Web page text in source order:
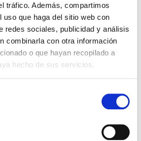
tráfico. Además, compartimos
uso que haga del sitio web con
redes sociales, publicidad y análisis
combinarla con otra información
o que hayan recopilado a
hecho de sus servicios.
Gente Común Perdidos y
Hallados
Max Lucado
16,00€ 0,80€ (5%)
15,20€